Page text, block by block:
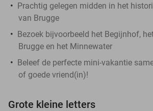
Prachtig gelegen midden in het
van Brugge
Bezoek bijvoorbeeld het Begijnhof,
Brugge en het Minnewater
Beleef de perfecte mini-vakantie
of goede vriend(in)!
Grote kleine letters